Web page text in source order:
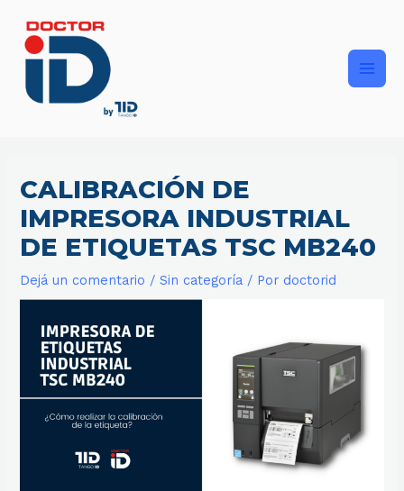
contenido
CALIBRACIÓN DE
IMPRESORA INDUSTRIAL
DE ETIQUETAS TSC MB240
Dejá un comentario /Sin categoría / Por doctorid